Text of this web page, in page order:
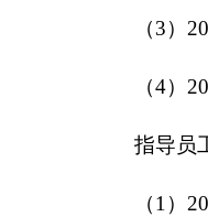
（3）
（4）
指导员
（1）